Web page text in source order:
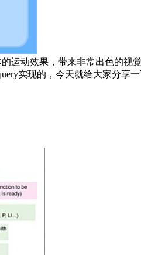
运动效果，带来非常出色的
实现的，今天就给大家分享